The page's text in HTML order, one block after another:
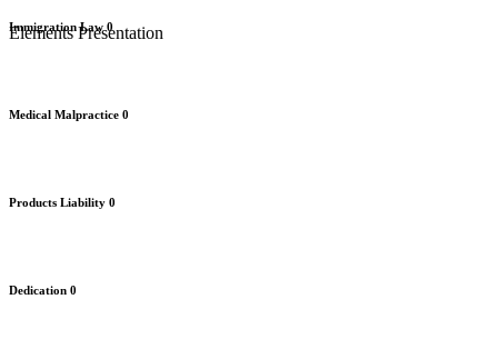
Elements Presentation
Immigration Law 0
Medical Malpractice 0
Products Liability 0
Dedication 0